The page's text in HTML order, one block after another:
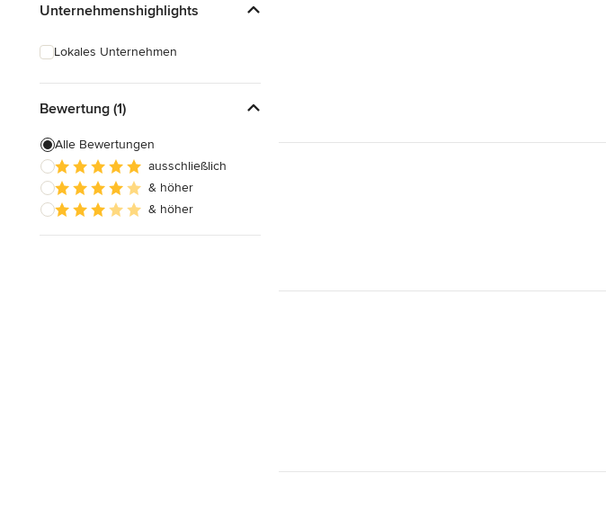
Unternehmenshighlights
Lokales Unternehmen
Bewertung (1)
Alle Bewertungen
ausschließlich
& höher
& höher